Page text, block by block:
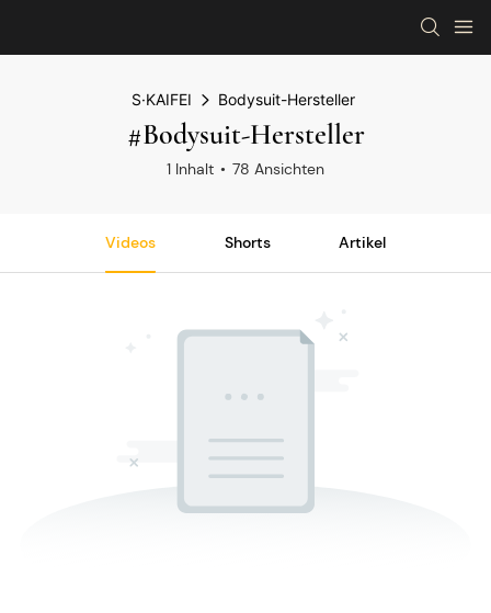
S·KAIFEI Bodysuit-Hersteller
#Bodysuit-Hersteller
1 Inhalt 78 Ansichten
Videos Shorts Artikel